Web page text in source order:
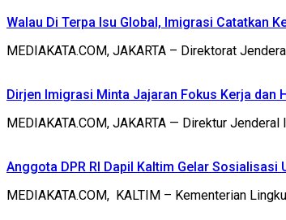
Walau Di Terpa Isu Global, Imigrasi Catatkan
MEDIAKATA.COM, JAKARTA – Direktorat
Dirjen Imigrasi Minta Jajaran Fokus Kerja dan
MEDIAKATA.COM, JAKARTA — Direktur
Anggota DPR RI Dapil Kaltim Gelar Sosialisasi
MEDIAKATA.COM, KALTIM – Kementerian